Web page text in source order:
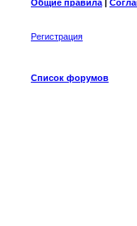
Общие правила |
Регистрация
Список форумов